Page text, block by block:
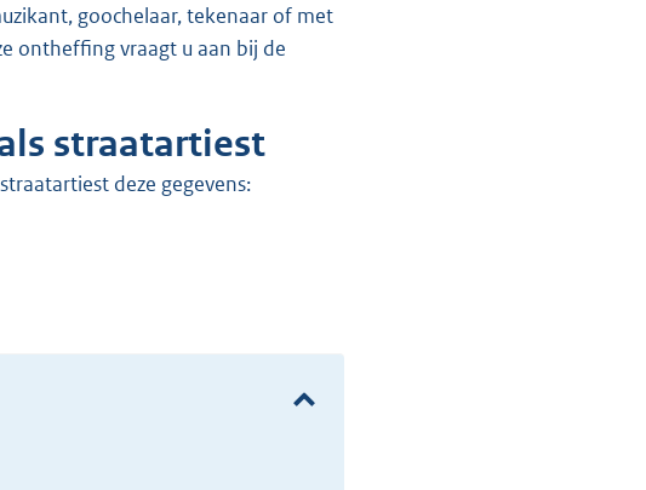
ontheffing vraagt u aan bij de
straatartiest
deze gegevens: